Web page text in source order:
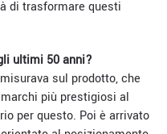
di trasformare questi
ultimi 50 anni?
sul prodotto, che
più prestigiosi al
per questo. Poi è arrivato